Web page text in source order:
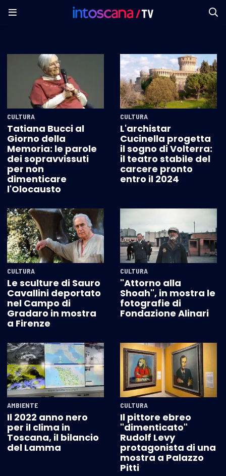
CULTURA
Tatiana Bucci al
Giorno della
Memoria: le parole
dei sopravvissuti
per non
dimenticare
l'Olocausto
CULTURA
L'archistar
Cucinella progetta
il sogno di Volterra:
il teatro stabile del
carcere pronto
entro il 2024
CULTURA
Le sculture di Sauro
Cavallini deportato
nel Campo di
Gradaro in mostra
a Firenze
CULTURA
"Attorno alla
Shoah", in mostra le
fotografie di
Fondazione Alinari
AMBIENTE
Il 2022 anno nero
per il clima in
Toscana, il bilancio
del Lamma
CULTURA
Il pittore ebreo
"dimenticato"
Rudolf Levy
protagonista di una
mostra a Palazzo
Pitti